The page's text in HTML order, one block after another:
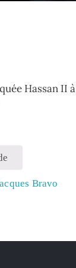
Hassan II à
Bravo